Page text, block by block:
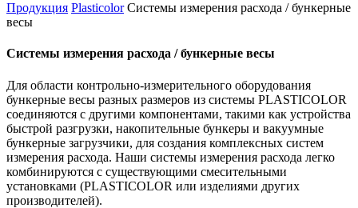
Продукция Plasticolor Системы измерения расхода / бункерные
весы
Системы измерения расхода / бункерные весы
Для области контрольно-измерительного оборудования
бункерные весы разных размеров из системы PLASTICOLOR
соединяются с другими компонентами, такими как устройства
быстрой разгрузки, накопительные бункеры и вакуумные
бункерные загрузчики, для создания комплексных систем
измерения расхода. Наши системы измерения расхода легко
комбинируются с существующими смесительными
установками (PLASTICOLOR или изделиями других
производителей).